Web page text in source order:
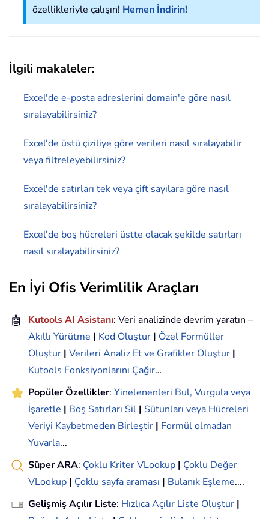
özellikleriyle çalışın! Hemen İndirin!
İlgili makaleler:
Excel'de e-posta adreslerini domain'e göre nasıl
sıralayabilirsiniz?
Excel'de üstü çiziliye göre verileri nasıl sıralayabilir
veya filtreleyebilirsiniz?
Excel'de satırları tek veya çift sayılara göre nasıl
sıralayabilirsiniz?
Excel'de boş hücreleri üstte olacak şekilde satırları
nasıl sıralayabilirsiniz?
En İyi Ofis Verimlilik Araçları
🤖 Kutools AI Asistanı: Veri analizinde devrim yaratın –
Akıllı Yürütme | Kod Oluştur | Özel Formüller
Oluştur | Verileri Analiz Et ve Grafikler Oluştur |
Kutools Fonksiyonlarını Çağır…
Popüler Özellikler: Yinelenenleri Bul, Vurgula veya
İşaretle | Boş Satırları Sil | Sütunları veya Hücreleri
Veriyi Kaybetmeden Birleştir | Formül olmadan
Yuvarla...
Süper ARA: Çoklu Kriter VLookup | Çoklu Değer
VLookup | Çoklu sayfa araması | Bulanık Eşleme....
Gelişmiş Açılır Liste: Hızlıca Açılır Liste Oluştur |